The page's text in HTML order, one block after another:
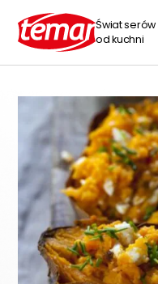
Świat serów
od kuchni